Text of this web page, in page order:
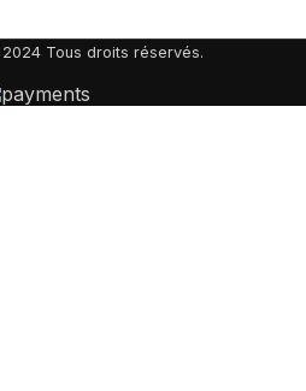
2024 Tous droits réservés.